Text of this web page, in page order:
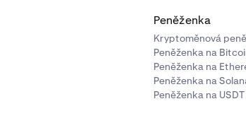
Peněženka
Kryptoměnová
Peněženka na
Peněženka na
Peněženka na
Peněženka na USDT